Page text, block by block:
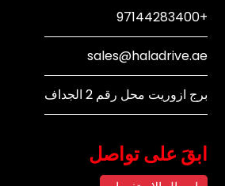
+97144283400
sales@haladrive.ae
برج ازوريت محل رقم 2 الجداف
ابقَ على تواصل